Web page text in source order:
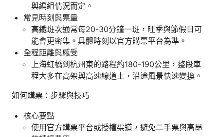
與編組情況而定。
常見時刻與票量
高鐵班次通常每20-30分鐘一班，旺季與節假日可
能會更密集。具體時刻以官方購票平台為準。
全程距離與感受
上海虹橋到杭州東的路程約180-190公里，整段車
程大多在高架與高速線道上，沿途風景快速變換。
如何購票：步驟與技巧
核心要點
使用官方購票平台或授權渠道，避免二手票與高昂